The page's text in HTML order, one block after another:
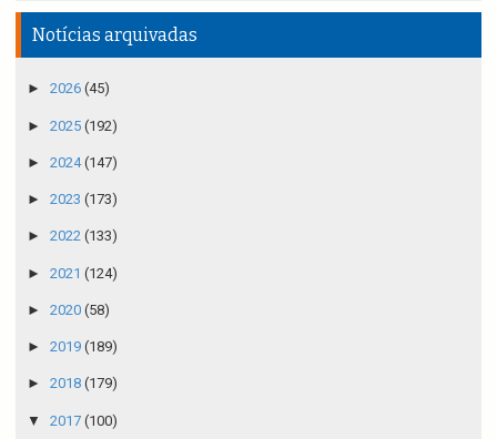
Notícias arquivadas
► 2026 (45)
► 2025 (192)
► 2024(147)
► 2023 (173)
► 2022 (133)
► 2021 (124)
► 2020 (58)
► 2019 (189)
► 2018 (179)
▼ 2017 (100)